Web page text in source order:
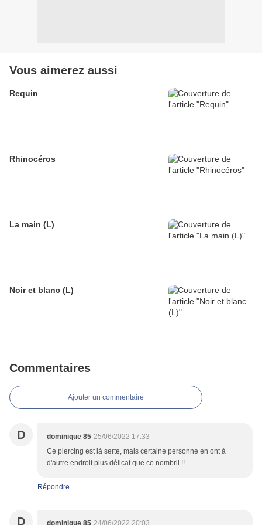
Vous aimerez aussi
Requin
Rhinocéros
La main (L)
Noir et blanc (L)
Commentaires
Ajouter un commentaire
D dominique 85 25/06/2022 17:33
Ce piercing est là serte, mais certaine personne en ont à
d'autre endroit plus délicat que ce nombril !!
Répondre
D dominique 85 24/06/2022 20:03